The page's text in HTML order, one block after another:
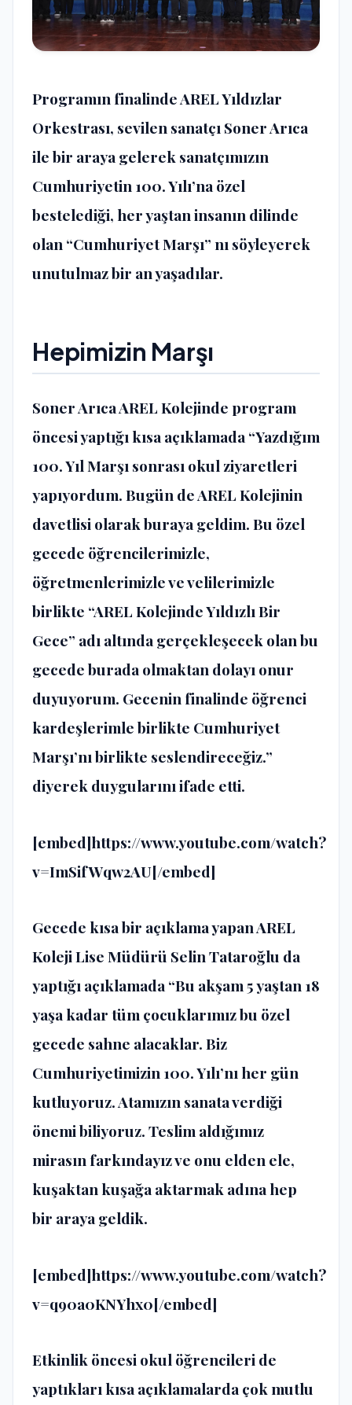
Programın finalinde AREL Yıldızlar
Orkestrası, sevilen sanatçı Soner Arıca
ile bir araya gelerek sanatçımızın
Cumhuriyetin 100. Yılı’na özel
bestelediği, her yaştan insanın dilinde
olan “Cumhuriyet Marşı” nı söyleyerek
unutulmaz bir an yaşadılar.
Hepimizin Marşı
Soner Arıca AREL Kolejinde program
öncesi yaptığı kısa açıklamada “Yazdığım
100. Yıl Marşı sonrası okul ziyaretleri
yapıyordum. Bugün de AREL Kolejinin
davetlisi olarak buraya geldim. Bu özel
gecede öğrencilerimizle,
öğretmenlerimizle ve velilerimizle
birlikte “AREL Kolejinde Yıldızlı Bir
Gece” adı altında gerçekleşecek olan bu
gecede burada olmaktan dolayı onur
duyuyorum. Gecenin finalinde öğrenci
kardeşlerimle birlikte Cumhuriyet
Marşı’nı birlikte seslendireceğiz.”
diyerek duygularını ifade etti.
[embed]https://www.youtube.com/watch?
v=ImSifWqw2AU[/embed]
Gecede kısa bir açıklama yapan AREL
Koleji Lise Müdürü Selin Tataroğlu da
yaptığı açıklamada “Bu akşam 5 yaştan 18
yaşa kadar tüm çocuklarımız bu özel
gecede sahne alacaklar. Biz
Cumhuriyetimizin 100. Yılı’nı her gün
kutluyoruz. Atamızın sanata verdiği
önemi biliyoruz. Teslim aldığımız
mirasın farkındayız ve onu elden ele,
kuşaktan kuşağa aktarmak adına hep
bir araya geldik.
[embed]https://www.youtube.com/watch?
v=q90a0KNYhx0[/embed]
Etkinlik öncesi okul öğrencileri de
yaptıkları kısa açıklamalarda çok mutlu